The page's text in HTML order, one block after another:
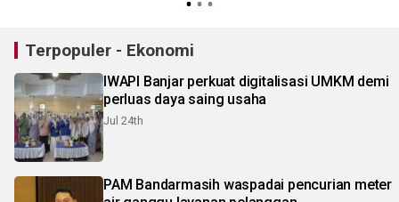
Terpopuler - Ekonomi
IWAPI Banjar perkuat digitalisasi UMKM demi
perluas daya saing usaha
Jul 24th
PAM Bandarmasih waspadai pencurian meter